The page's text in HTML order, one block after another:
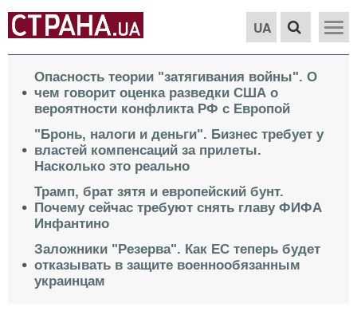
UA
Опасность теории "затягивания войны". О
чем говорит оценка разведки США о
вероятности конфликта РФ с Европой
"Бронь, налоги и деньги". Бизнес требует у
властей компенсаций за прилеты.
Насколько это реально
Трамп, брат зятя и европейский бунт.
Почему сейчас требуют снять главу ФИФА
Инфантино
Заложники "Резерва". Как ЕС теперь будет
отказывать в защите военнообязанным
украинцам